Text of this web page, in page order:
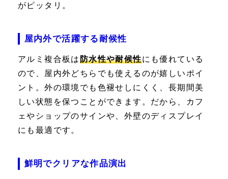
がピッタリ。
屋内外で活躍する耐候性
アルミ複合板は防水性や耐候性にも優れている
ので、屋内外どちらでも使えるのが嬉しいポイ
ント。外の環境でも色褪せしにくく、長期間美
しい状態を保つことができます。だから、カフ
ェやショップのサインや、外壁のディスプレイ
にも最適です。
鮮明でクリアな作品演出